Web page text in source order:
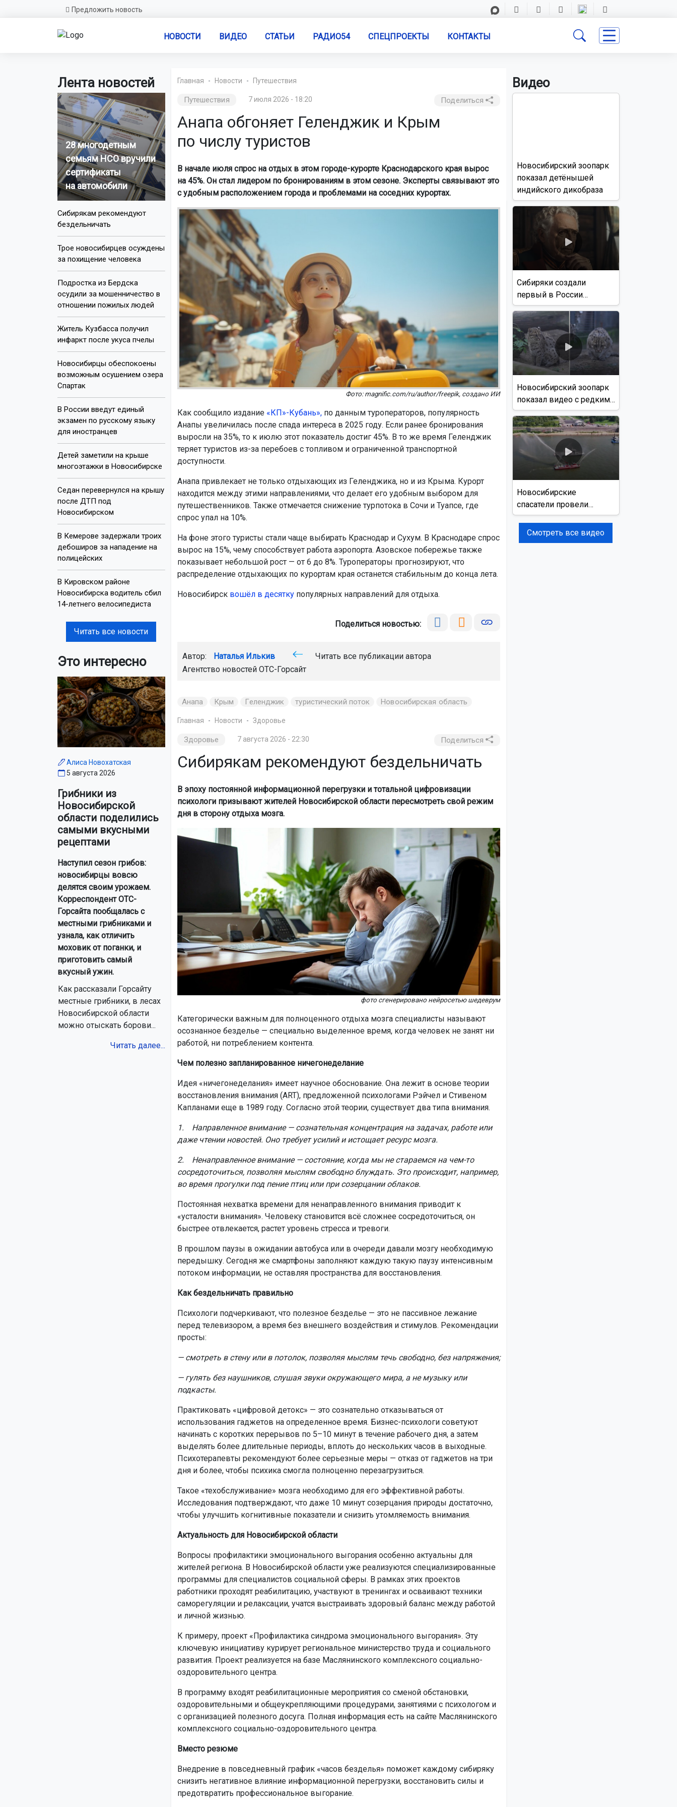
Предложить новость
НОВОСТИ ВИДЕО СТАТЬИ РАДИО54 СПЕЦПРОЕКТЫ КОНТАКТЫ
Лента новостей
28 многодетным
семьям НСО вручили
сертификаты
на автомобили
Сибирякам рекомендуют
бездельничать
Трое новосибирцев осуждены
за похищение человека
Подростка из Бердска
осудили за мошенничество в
отношении пожилых людей
Житель Кузбасса получил
инфаркт после укуса пчелы
Новосибирцы обеспокоены
возможным осушением озера
Спартак
В России введут единый
экзамен по русскому языку
для иностранцев
Детей заметили на крыше
многоэтажки в Новосибирске
Седан перевернулся на крышу
после ДТП под
Новосибирском
В Кемерове задержали троих
дебоширов за нападение на
полицейских
В Кировском районе
Новосибирска водитель сбил
14-летнего велосипедиста
Читать все новости
Это интересно
Алиса Новохатская
5 августа 2026
Грибники из
Новосибирской
области поделились
самыми вкусными
рецептами
Наступил сезон грибов:
новосибирцы вовсю
делятся своим урожаем.
Корреспондент ОТС-
Горсайта пообщалась с
местными грибниками и
узнала, как отличить
моховик от поганки, и
приготовить самый
вкусный ужин.
Как рассказали Горсайту
местные грибники, в лесах
Новосибирской области
можно отыскать борови...
Читать далее...
Главная Новости Путешествия
Путешествия 7 июля 2026 - 18:20 Поделиться
Анапа обгоняет Геленджик и Крым
по числу туристов
В начале июля спрос на отдых в этом городе-курорте Краснодарского края вырос
на 45%. Он стал лидером по бронированиям в этом сезоне. Эксперты связывают это
с удобным расположением города и проблемами на соседних курортах.
Фото: magnific.com/ru/author/freepik, создано ИИ
Как сообщило издание «КП»-Кубань»,по данным туроператоров, популярность
Анапы увеличилась после спада интереса в 2025 году. Если ранее бронирования
выросли на 35%, то к июлю этот показатель достиг 45%. В то же время Геленджик
теряет туристов из-за перебоев с топливом и ограниченной транспортной
доступности.
Анапа привлекает не только отдыхающих из Геленджика, но и из Крыма. Курорт
находится между этими направлениями, что делает его удобным выбором для
путешественников. Также отмечается снижение турпотока в Сочи и Туапсе, где
спрос упал на 10%.
На фоне этого туристы стали чаще выбирать Краснодар и Сухум. В Краснодаре спрос
вырос на 15%, чему способствует работа аэропорта. Азовское побережье также
показывает небольшой рост — от 6 до 8%. Туроператоры прогнозируют, что
распределение отдыхающих по курортам края останется стабильным до конца лета.
Новосибирск вошёл в десяткупопулярных направлений для отдыха.
Поделиться новостью:
Автор: Наталья Илькив
Читать все публикации автора
Агентство новостей ОТС-Горсайт
Анапа Крым Геленджик туристический поток Новосибирская область
Главная Новости Здоровье
Здоровье 7 августа 2026 - 22:30 Поделиться
Сибирякам рекомендуют бездельничать
В эпоху постоянной информационной перегрузки и тотальной цифровизации
психологи призывают жителей Новосибирской области пересмотреть свой режим
дня в сторону отдыха мозга.
фото сгенерировано нейросетью шедеврум
Категорически важным для полноценного отдыха мозга специалисты называют
осознанное безделье — специально выделенное время, когда человек не занят ни
работой, ни потреблением контента.
Чем полезно запланированное ничегонеделание
Идея «ничегонеделания» имеет научное обоснование. Она лежит в основе теории
восстановления внимания (ART), предложенной психологами Рэйчел и Стивеном
Капланами еще в 1989 году. Согласно этой теории, существует два типа внимания.
1. Направленное внимание — сознательная концентрация на задачах, работе или
даже чтении новостей. Оно требует усилий и истощает ресурс мозга.
2. Ненаправленное внимание — состояние, когда мы не стараемся на чем-то
сосредоточиться, позволяя мыслям свободно блуждать. Это происходит, например,
во время прогулки под пение птиц или при созерцании облаков.
Постоянная нехватка времени для ненаправленного внимания приводит к
«усталости внимания». Человеку становится всё сложнее сосредоточиться, он
быстрее отвлекается, растет уровень стресса и тревоги.
В прошлом паузы в ожидании автобуса или в очереди давали мозгу необходимую
передышку. Сегодня же смартфоны заполняют каждую такую паузу интенсивным
потоком информации, не оставляя пространства для восстановления.
Как бездельничать правильно
Психологи подчеркивают, что полезное безделье — это не пассивное лежание
перед телевизором, а время без внешнего воздействия и стимулов. Рекомендации
просты:
— смотреть в стену или в потолок, позволяя мыслям течь свободно, без напряжения;
— гулять без наушников, слушая звуки окружающего мира, а не музыку или
подкасты.
Практиковать «цифровой детокс» — это сознательно отказываться от
использования гаджетов на определенное время. Бизнес-психологи советуют
начинать с коротких перерывов по 5–10 минут в течение рабочего дня, а затем
выделять более длительные периоды, вплоть до нескольких часов в выходные.
Психотерапевты рекомендуют более серьезные меры — отказ от гаджетов на три
дня и более, чтобы психика смогла полноценно перезагрузиться.
Такое «техобслуживание» мозга необходимо для его эффективной работы.
Исследования подтверждают, что даже 10 минут созерцания природы достаточно,
чтобы улучшить когнитивные показатели и снизить утомляемость внимания.
Актуальность для Новосибирской области
Вопросы профилактики эмоционального выгорания особенно актуальны для
жителей региона. В Новосибирской области уже реализуются специализированные
программы для специалистов социальной сферы. В рамках этих проектов
работники проходят реабилитацию, участвуют в тренингах и осваивают техники
саморегуляции и релаксации, учатся выстраивать здоровый баланс между работой
и личной жизнью.
К примеру, проект «Профилактика синдрома эмоционального выгорания». Эту
ключевую инициативу курирует региональное министерство труда и социального
развития. Проект реализуется на базе Маслянинского комплексного социально-
оздоровительного центра.
В программу входят реабилитационные мероприятия со сменой обстановки,
оздоровительными и общеукрепляющими процедурами, занятиями с психологом и
с организацией полезного досуга. Полная информация есть на сайте Маслянинского
комплексного социально-оздоровительного центра.
Вместо резюме
Внедрение в повседневный график «часов безделья» поможет каждому сибиряку
снизить негативное влияние информационной перегрузки, восстановить силы и
предотвратить профессиональное выгорание.
Видео
Новосибирский зоопарк
показал детёнышей
индийского дикобраза
Сибиряки создали
первый в России
документальный фильм
с использованием ИИ
Новосибирский зоопарк
показал видео с редким
виверровым котом
Новосибирские
спасатели провели
учения на реке Обь
Смотреть все видео